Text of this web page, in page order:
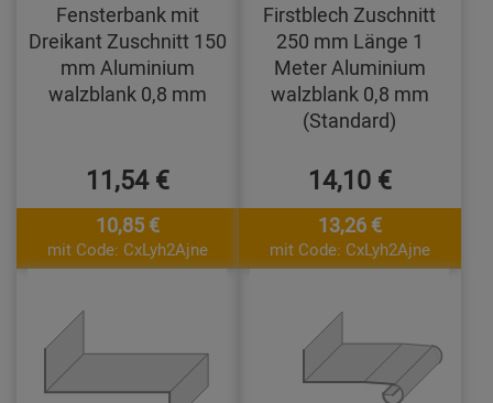
Fensterbank mit
Dreikant Zuschnitt 150
mm Aluminium
walzblank 0,8 mm
11,54 €
10,85 €
mit Code: CxLyh2Ajne
Firstblech Zuschnitt
250 mm Länge 1
Meter Aluminium
walzblank 0,8 mm
(Standard)
14,10 €
13,26 €
mit Code: CxLyh2Ajne